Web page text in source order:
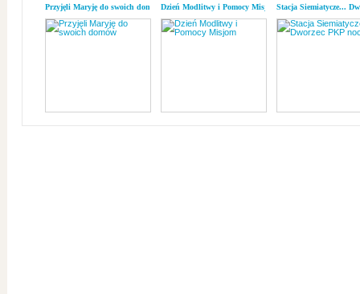
Przyjęli Maryję do swoich domówDzień Modlitwy i Pomocy MisjomStacja Siemiatycze...